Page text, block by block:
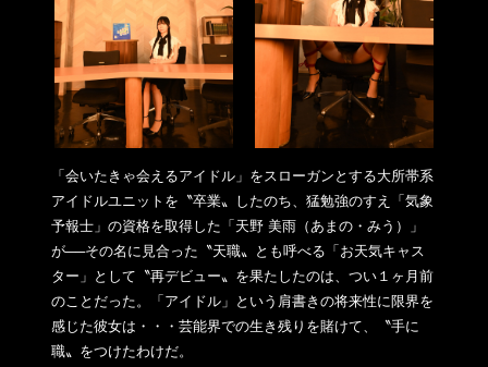
「会いたきゃ会えるアイドル」をスローガンとする大所帯系
アイドルユニットを〝卒業〟したのち、猛勉強のすえ「気象
予報士」の資格を取得した「天野 美雨（あまの・みう）」
が──その名に見合った〝天職〟とも呼べる「お天気キャス
ター」として〝再デビュー〟を果たしたのは、つい１ヶ月前
のことだった。「アイドル」という肩書きの将来性に限界を
感じた彼女は・・・芸能界での生き残りを賭けて、〝手に
職〟をつけたわけだ。